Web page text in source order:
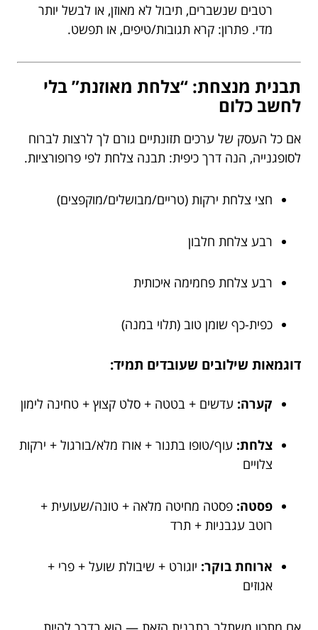
רטבים שנשברים, תיבול לא מאוזן, או לבשל יותר
מדי. פתרון: קרא תגובות/טיפים, או תפשט.
תבנית מנצחת: “צלחת מאוזנת” בלי
לחשב כלום
אם כל העסק של ערכים תזונתיים גורם לך לרצות לברוח
לסופגנייה, הנה דרך כיפית: תבנה צלחת לפי פרופורציות.
חצי צלחת ירקות (טריים/מבושלים/מוקפצים)
רבע צלחת חלבון
רבע צלחת פחמימה איכותית
כפית-כף שומן טוב (תלוי במנה)
דוגמאות שילובים שעובדים תמיד:
קערה: עדשים + בטטה + סלט קצוץ + טחינה לימון
צלחת: עוף/טופו בתנור + אורז מלא/בורגול + ירקות
צלויים
פסטה: פסטה מחיטה מלאה + טונה/שעועית +
רוטב עגבניות + תרד
ארוחת בוקר: יוגורט + שיבולת שועל + פרי +
אגוזים